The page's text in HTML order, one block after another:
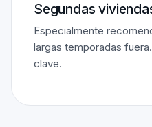
Segundas
Especialmente
largas temporadas
clave.